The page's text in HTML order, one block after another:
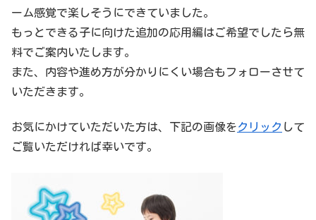
ーム感覚で楽しそうにできていました。
もっとできる子に向けた追加の応用編はご希望でしたら無
料でご案内いたします。
また、内容や進め方が分かりにくい場合もフォローさせて
いただきます。
お気にかけていただいた方は、下記の画像をクリック して
ご覧いただければ幸いです。